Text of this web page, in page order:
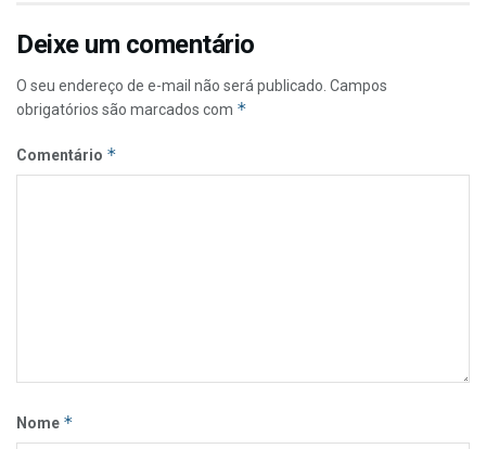
Deixe um comentário
O seu endereço de e-mail não será publicado. Campos
obrigatórios são marcados com *
Comentário *
Nome *